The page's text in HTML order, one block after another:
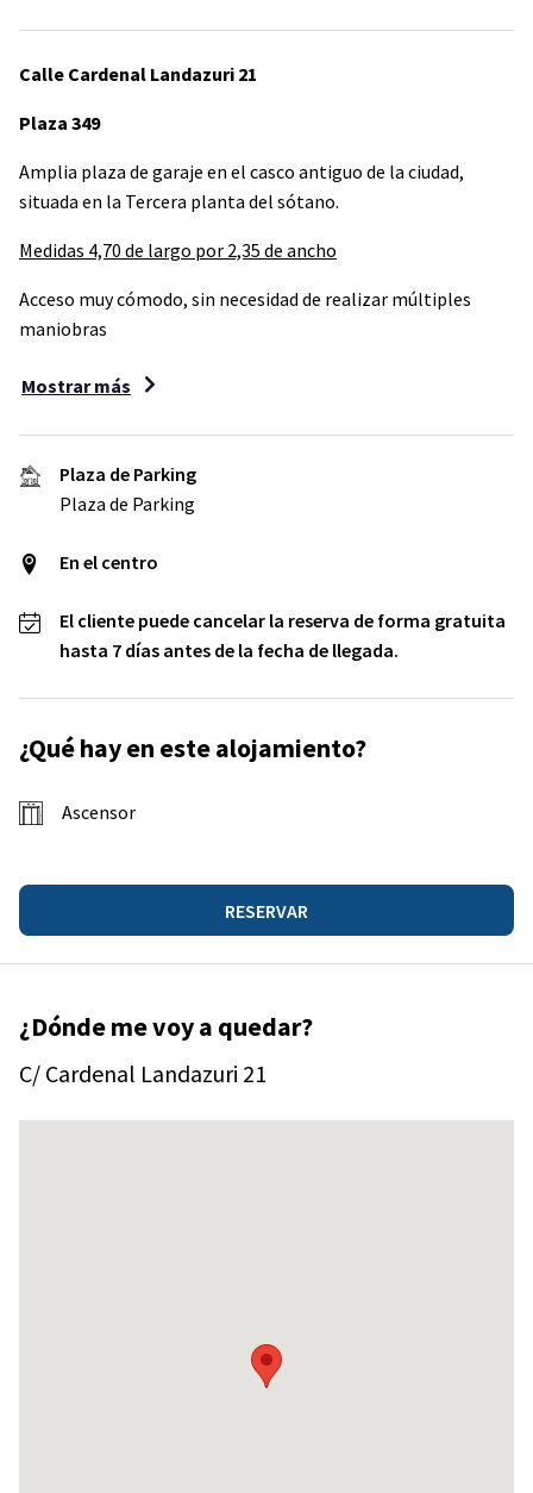
Calle Cardenal Landazuri 21
Plaza 349
Amplia plaza de garaje en el casco antiguo de la ciudad,
situada en la Tercera planta del sótano.
Medidas 4,70 de largo por 2,35 de ancho
Acceso muy cómodo, sin necesidad de realizar múltiples
maniobras
Mostrar más
Plaza de Parking
Plaza de Parking
En el centro
El cliente puede cancelar la reserva de forma gratuita
hasta 7 días antes de la fecha de llegada.
¿Qué hay en este alojamiento?
Ascensor
RESERVAR
¿Dónde me voy a quedar?
C/ Cardenal Landazuri 21